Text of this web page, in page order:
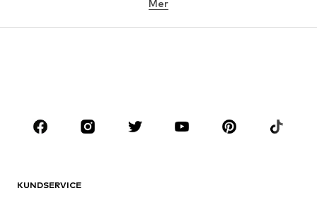
Skjortor
Rockar
Kostymer & kavajer
KLÄDER
Jackor
Mer
KUNDSERVICE